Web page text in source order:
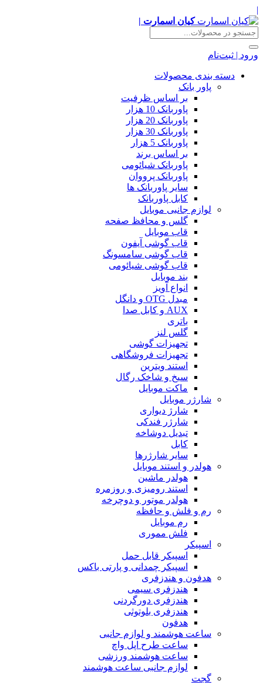
|
کیان اسمارت |
ورود | ثبت‌نام
دسته بندی محصولات
پاور بانک
بر اساس ظرفیت
پاوربانک 10 هزار
پاوربانک 20 هزار
پاوربانک 30 هزار
پاوربانک 5 هزار
بر اساس برند
پاوربانک شیائومی
پاوربانک پرووان
سایر پاوربانک ها
کابل پاوربانک
لوازم جانبی موبایل
گلس و محافظ صفحه
قاب موبایل
قاب گوشی آیفون
قاب گوشی سامسونگ
قاب گوشی شیائومی
بند موبایل
انواع آویز
مبدل OTG و دانگل
AUX و کابل صدا
باتری
گلس لنز
تجهیزات گوشی
تجهیزات فروشگاهی
استند ویترین
سیخ و شاخک رگال
ماکت موبایل
شارژر موبایل
شارژ دیواری
شارژر فندکی
تبدیل دوشاخه
کابل
سایر شارژرها
هولدر و استند موبایل
هولدر ماشین
استند رومیزی و روزمره
هولدر موتور و دوچرخه
رم و فلش و حافظه
رم موبایل
فلش مموری
اسپیکر
اسپیکر قابل حمل
اسپیکر چمدانی و پارتی باکس
هدفون و هندزفری
هندزفری سیمی
هندزفری دورگردنی
هندزفری بلوتوثی
هدفون
ساعت هوشمند و لوازم جانبی
ساعت طرح اپل واچ
ساعت هوشمند ورزشی
لوازم جانبی ساعت هوشمند
گجت